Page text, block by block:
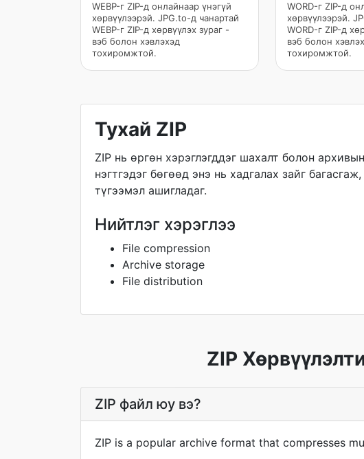
WEBP-г ZIP-д онлайнаар үнэгүй
хөрвүүлээрэй. JPG.to-д чанартай
WEBP-г ZIP-д хөрвүүлэх зураг -
вэб болон хэвлэхэд
тохиромжтой.
WORD-г ZIP-д
хөрвүүлээрэй.
WORD-г ZIP-д
вэб болон
тохиромжтой.
Тухай ZIP
ZIP нь өргөн хэрэглэгддэг шахалт болон
нэгтгэдэг бөгөөд энэ нь хадгалах зайг
түгээмэл ашигладаг.
Нийтлэг хэрэглээ
File compression
Archive storage
File distribution
ZIP
ZIP файл юу вэ?
ZIP is a popular archive format that compresses